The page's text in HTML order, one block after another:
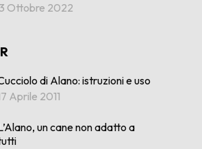
3 Ottobre 2022
di Alano: istruzioni e uso
Aprile 2011
un cane non adatto a